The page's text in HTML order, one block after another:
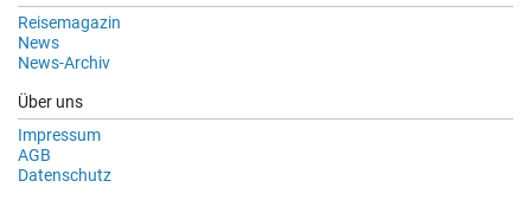
Reisemagazin
News
News-Archiv
Über uns
Impressum
AGB
Datenschutz